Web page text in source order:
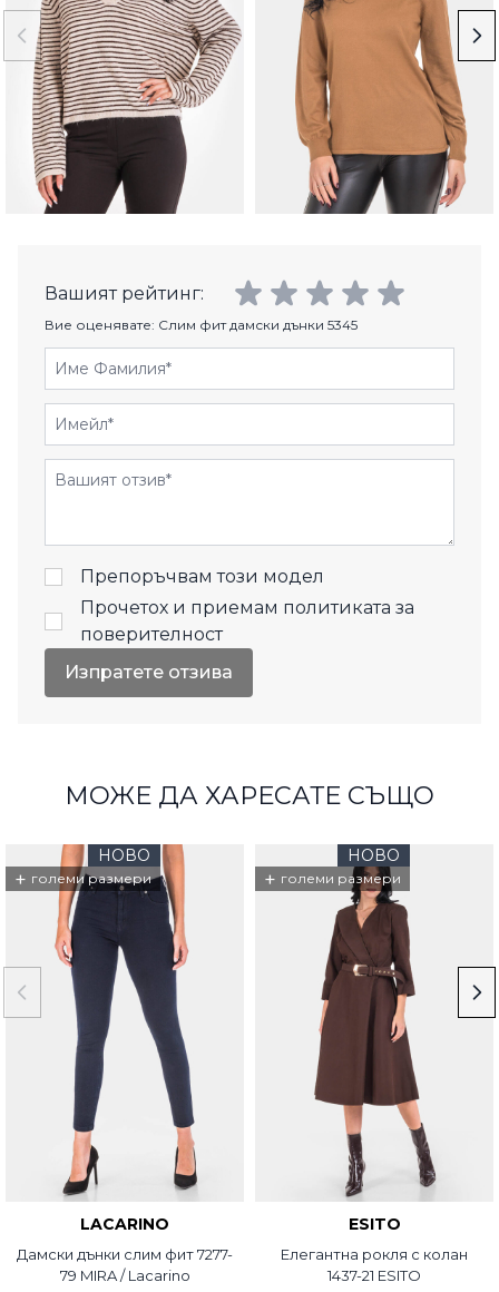
Вашият рейтинг:
Вие оценявате: Слим фит дамски дънки 5345
Име Фамилия
Имейл
Отзиви
Препоръчвам този модел
Прочетох и приемам политиката за
поверителност
Изпратете отзива
МОЖЕ ДА ХАРЕСАТЕ СЪЩО
НОВО
+ големи размери
LACARINO
Дамски дънки слим фит 7277-
79 MIRA / Lacarino
НОВО
+ големи размери
ESITO
Елегантна рокля с колан
1437-21 ESITO